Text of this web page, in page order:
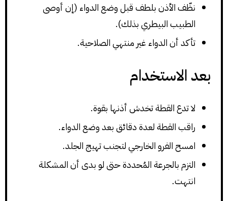
نظّف الأذن بلطف قبل وضع الدواء (إن أوصى
الطبيب البيطري بذلك).
تأكد أن الدواء غير منتهي الصلاحية.
بعد الاستخدام
لا تدع القطة تخدش أذنها بقوة.
راقب القطة لعدة دقائق بعد وضع الدواء.
امسح الفرو الخارجي لتجنب تهيج الجلد.
التزم بالجرعة المُحددة حتى لو بدى أن المشكلة
انتهت.